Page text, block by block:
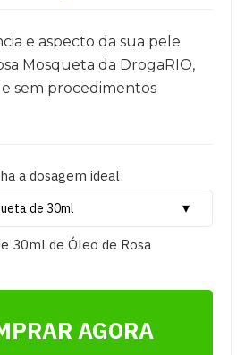
e aspecto da sua pele
Mosqueta da DrogaRIO,
sem procedimentos
a dosagem ideal:
30ml de Óleo de Rosa
AGORA